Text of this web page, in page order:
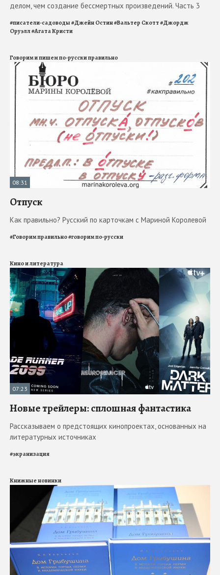
делом, чем создание бессмертных произведений. Часть 3
#писатели-садоводы#Джейн Остин#Вальтер Скотт#Джордж
Оруэлл#Агата Кристи
Говорим и пишем по-русски правильно
08:31
Отпуск
Как правильно? Русский по карточкам с Мариной Королевой
#Говорим правильно#говорим по-русски
Кино и литература
07:23
Новые трейлеры: сплошная фантастика
Рассказываем о предстоящих кинопроектах, основанных на
литературных источниках
#экранизация
Книжные новинки